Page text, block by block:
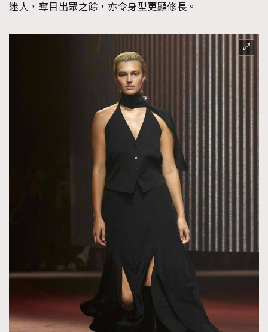
迷人，奪目出眾之餘，亦令身型更顯修長。